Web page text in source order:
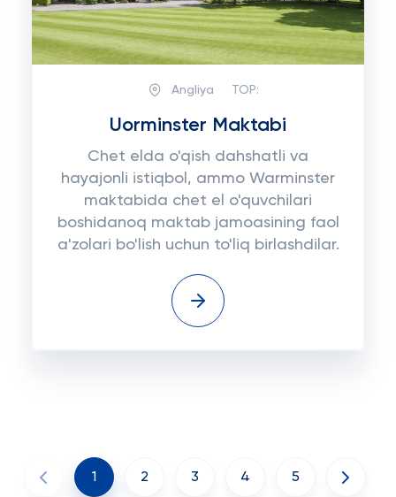
Angliya TOP:
Uorminster Maktabi
Chet elda o'qish dahshatli va
hayajonli istiqbol, ammo Warminster
maktabida chet el o'quvchilari
boshidanoq maktab jamoasining faol
a'zolari bo'lish uchun to'liq birlashdilar.
1 2 3 4 5